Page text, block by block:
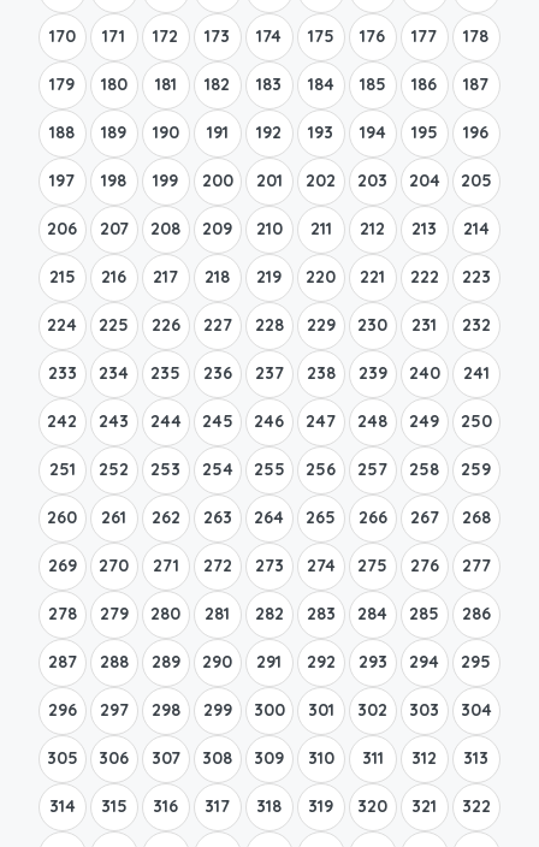
170 171 172 173 174 175 176 177 178
179 180 181 182 183 184 185 186 187
188 189 190 191 192 193 194 195 196
197 198 199 200 201 202 203 204 205
206 207 208 209 210 211 212 213 214
215 216 217 218 219 220 221 222 223
224 225 226 227 228 229 230 231 232
233 234 235 236 237 238 239 240 241
242 243 244 245 246 247 248 249 250
251 252 253 254 255 256 257 258 259
260 261 262 263 264 265 266 267 268
269 270 271 272 273 274 275 276 277
278 279 280 281 282 283 284 285 286
287 288 289 290 291 292 293 294 295
296 297 298 299 300 301 302 303 304
305 306 307 308 309 310 311 312 313
314 315 316 317 318 319 320 321 322